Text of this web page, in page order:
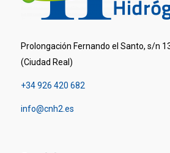
Prolongación Fernando el Santo, s/n
(Ciudad Real)
+34 926 420 682
info@cnh2.es